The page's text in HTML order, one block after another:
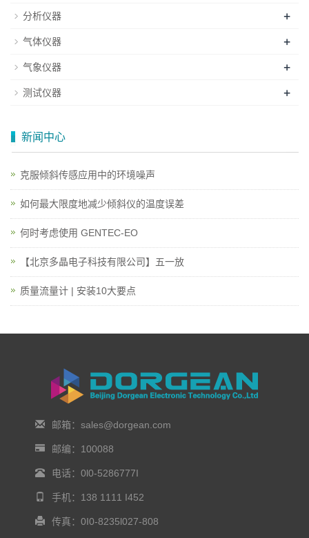
分析仪器 +
气体仪器 +
气象仪器 +
测试仪器 +
新闻中心
克服倾斜传感应用中的环境噪声
如何最大限度地减少倾斜仪的温度误差
何时考虑使用 GENTEC-EO
【北京多晶电子科技有限公司】五一放
质量流量计 | 安装10大要点
邮箱：sales@dorgean.com
邮编：100088
电话：0l0-5286777I
手机：138 1111 I452
传真：0I0-8235l027-808